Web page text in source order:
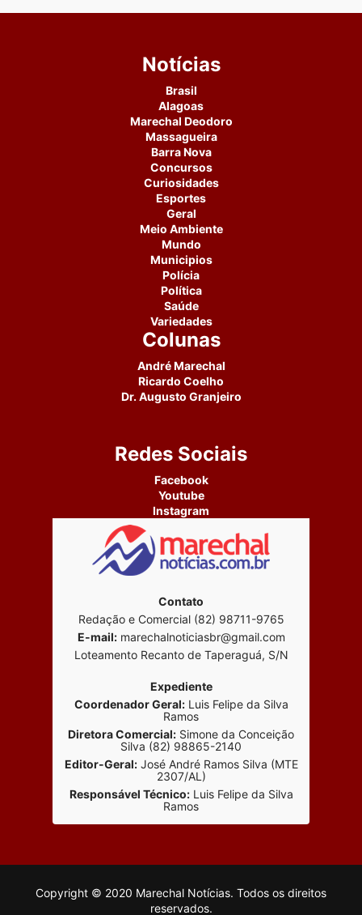
Notícias
Brasil
Alagoas
Marechal Deodoro
Massagueira
Barra Nova
Concursos
Curiosidades
Esportes
Geral
Meio Ambiente
Mundo
Municipios
Polícia
Política
Saúde
Variedades
Colunas
André Marechal
Ricardo Coelho
Dr. Augusto Granjeiro
Redes Sociais
Facebook
Youtube
Instagram
Contato
Redação e Comercial (82) 98711-9765
E-mail:marechalnoticiasbr@gmail.com
Loteamento Recanto de Taperaguá, S/N
Expediente
Coordenador Geral:Luis Felipe da Silva
Ramos
Diretora Comercial: Simone da Conceição
Silva (82) 98865-2140
Editor-Geral:José André Ramos Silva (MTE
2307/AL)
Responsável Técnico:Luis Felipe da Silva
Ramos
Copyright © 2020 Marechal Notícias. Todos os direitos
reservados.